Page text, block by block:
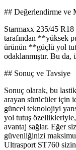
## Değerlendirme ve
Starmaxx 235/45
tarafından **yüksek
ürünün **güçlü yol
odaklanmıştır. Bu da,
## Sonuç ve Tavsiye
Sonuç olarak, bu
arayan sürücüler için
güncel teknolojiyi
yol tutuş özellikleriyle,
avantaj sağlar. Eğer
güvenliğinizi
Ultrasport ST760